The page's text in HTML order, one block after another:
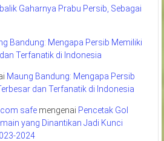
Gaharnya Prabu Persib, Sebagai
Bandung: Mengapa Persib Memiliki
Terfanatik di Indonesia
Maung Bandung: Mengapa Persib
dan Terfanatik di Indonesia
safemengenai Pencetak Gol
yang Dinantikan Jadi Kunci
2024